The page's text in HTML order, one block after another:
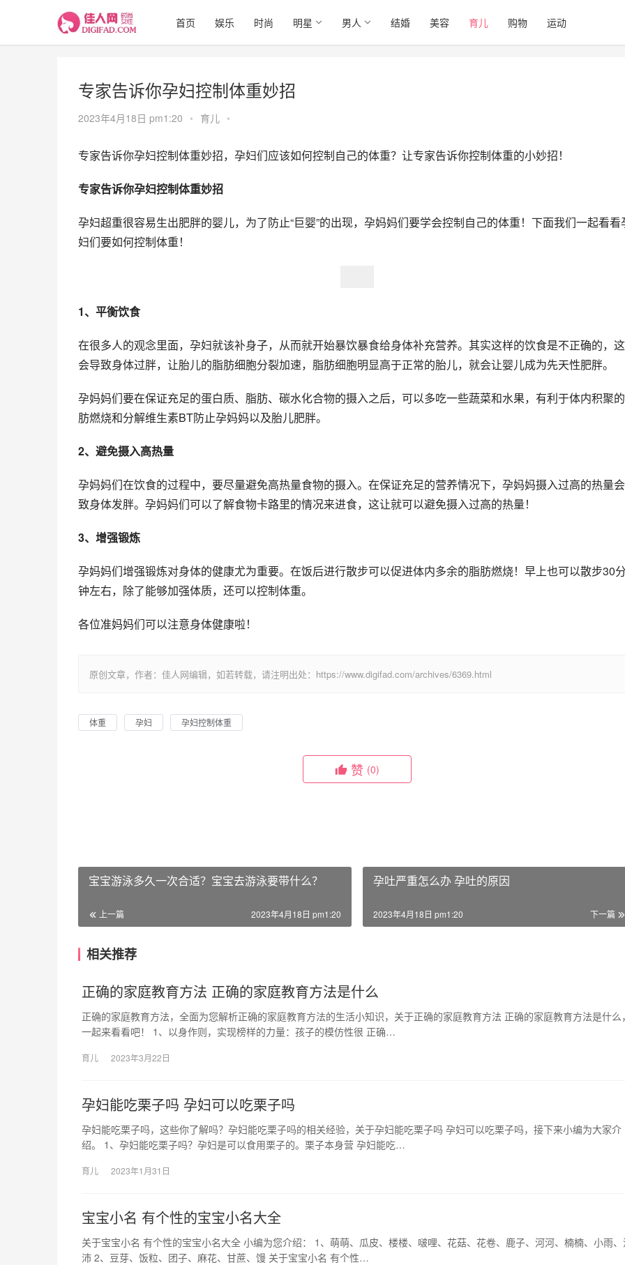
首页 娱乐 时尚 明星 男人 结婚 美容 育儿 购物 运动
专家告诉你孕妇控制体重妙招
2023年4月18日 pm1:20 • 育儿 •
专家告诉你孕妇控制体重妙招，孕妇们应该如何控制自己的体重？让专家告诉你控制体重的小妙招！
专家告诉你孕妇控制体重妙招
孕妇超重很容易生出肥胖的婴儿，为了防止“巨婴”的出现，孕妈妈们要学会控制自己的体重！下面我们一起看看
妇们要如何控制体重！
1、平衡饮食
在很多人的观念里面，孕妇就该补身子，从而就开始暴饮暴食给身体补充营养。其实这样的饮食是不正确的，
会导致身体过胖，让胎儿的脂肪细胞分裂加速，脂肪细胞明显高于正常的胎儿，就会让婴儿成为先天性肥胖。
孕妈妈们要在保证充足的蛋白质、脂肪、碳水化合物的摄入之后，可以多吃一些蔬菜和水果，有利于体内积聚
肪燃烧和分解维生素BT防止孕妈妈以及胎儿肥胖。
2、避免摄入高热量
孕妈妈们在饮食的过程中，要尽量避免高热量食物的摄入。在保证充足的营养情况下，孕妈妈摄入过高的热量
致身体发胖。孕妈妈们可以了解食物卡路里的情况来进食，这让就可以避免摄入过高的热量！
3、增强锻炼
孕妈妈们增强锻炼对身体的健康尤为重要。在饭后进行散步可以促进体内多余的脂肪燃烧！早上也可以散步30
钟左右，除了能够加强体质，还可以控制体重。
各位准妈妈们可以注意身体健康啦！
原创文章，作者：佳人网编辑，如若转载，请注明出处：https://www.digifad.com/archives/6369.html
体重 孕妇 孕妇控制体重
赞 (0)
宝宝游泳多久一次合适？宝宝去游泳要带什么？
上一篇 2023年4月18日 pm1:20
孕吐严重怎么办 孕吐的原因
下一篇
2023年4月18日 pm1:20
相关推荐
正确的家庭教育方法 正确的家庭教育方法是什么
正确的家庭教育方法，全面为您解析正确的家庭教育方法的生活小知识，关于正确的家庭教育方法 正确的家庭教育方法是什么
一起来看看吧！ 1、以身作则，实现榜样的力量：孩子的模仿性很 正确…
育儿 2023年3月22日
孕妇能吃栗子吗 孕妇可以吃栗子吗
孕妇能吃栗子吗，这些你了解吗？孕妇能吃栗子吗的相关经验，关于孕妇能吃栗子吗 孕妇可以吃栗子吗，接下来小编为大家介
绍。 1、孕妇能吃栗子吗？孕妇是可以食用栗子的。栗子本身营 孕妇能吃…
育儿 2023年1月31日
宝宝小名 有个性的宝宝小名大全
关于宝宝小名 有个性的宝宝小名大全 小编为您介绍： 1、萌萌、瓜皮、楼楼、啵哩、花菇、花卷、鹿子、河河、楠楠、小雨
沛 2、豆芽、饭粒、团子、麻花、甘蔗、馒 关于宝宝小名 有个性…